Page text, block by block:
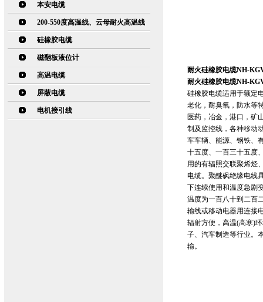
本安电缆
200-550度高温线、云母耐火高温线
硅橡胶电缆
磁翻板液位计
高温电缆
屏蔽电缆
电机接引线
耐火硅橡胶电缆NH-
耐火硅橡胶电缆NH-
硅橡胶电缆适用于额定
老化，耐臭氧，防水等
医药，冶金，港口，矿
制及监控线，各种移动
车车辆、能源、钢铁、
十五度、一百三十五度
用的有辐照交联聚烯烃
电缆。聚醚砜绝缘电线
下连续使用和温度急剧
温度为一百八十到二百
输线或移动电器用连接
辐射方便，高温(高寒)
子、汽车制造等行业。
输。